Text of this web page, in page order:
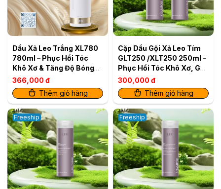
Dầu Xả Leo Trắng XL780
780ml – Phục Hồi Tóc
Khô Xơ & Tăng Độ Bóng
Mượt
366,000 đ
Thêm giỏ hàng
Cặp Dầu Gội Xả Leo Tím
GLT250 /XLT250 250ml –
Phục Hồi Tóc Khô Xơ, Gãy
Rụng (2 sản phẩm)
300,000 đ
Thêm giỏ hàng
Freeship Freeship